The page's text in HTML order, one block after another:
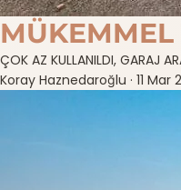
MÜKEMMEL
ÇOK AZ KULLANILDI, GARAJ
Koray Haznedaroğlu · 11 Mar